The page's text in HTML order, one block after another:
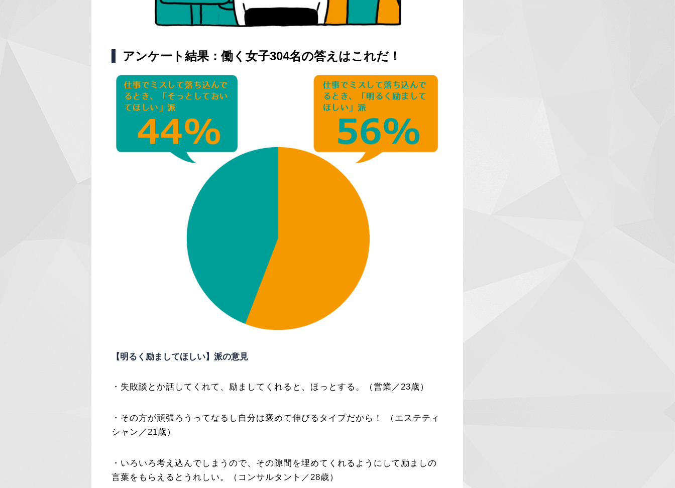
アンケート結果：働く女子304名の答えはこれだ！
【明るく励ましてほしい】派の意見
・失敗談とか話してくれて、励ましてくれると、ほっとする。（営業／23歳）
・その方が頑張ろうってなるし自分は褒めて伸びるタイプだから！ （エステティ
シャン／21歳）
・いろいろ考え込んでしまうので、その隙間を埋めてくれるようにして励ましの
言葉をもらえるとうれしい。（コンサルタント／28歳）